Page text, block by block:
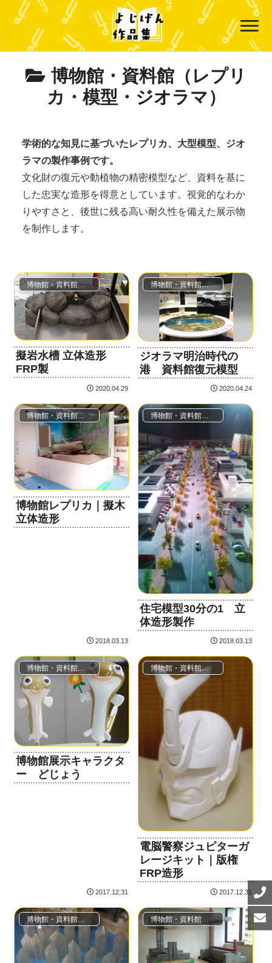
博物館・資料館（レプリ
カ・模型・ジオラマ）
学術的な知見に基づいたレプリカ、大型模型、ジオ
ラマの製作事例です。
文化財の復元や動植物の精密模型など、資料を基に
した忠実な造形を得意としています。視覚的なわか
りやすさと、後世に残る高い耐久性を備えた展示物
を制作します。
博物館・資料館（レプリカ・模型・ジオラマ）
擬岩水槽 立体造形
FRP製
2020.04.29
博物館・資料館（レプリカ・模型・ジオラマ）
ジオラマ明治時代の
港 資料館復元模型
2020.04.24
博物館・資料館（レプリカ・模型・ジオラマ）
博物館レプリカ｜擬木
立体造形
2018.03.13
博物館・資料館（レプリカ・模型・ジオラマ）
住宅模型30分の1 立
体造形製作
2018.03.13
博物館・資料館（レプリカ・模型・ジオラマ）
博物館展示キャラクタ
ー どじょう
2017.12.31
博物館・資料館（レプリカ・模型・ジオラマ）
電脳警察ジュピターガ
レージキット｜版権
FRP造形
2017.12.31
博物館・資料館（レプリカ・模型・ジオラマ）